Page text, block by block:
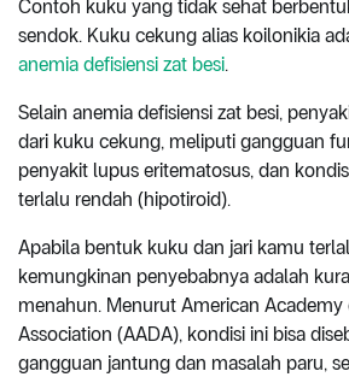
Contoh kuku yang tidak sehat
sendok. Kuku cekung alias koilonikia
anemia defisiensi zat besi.
Selain anemia defisiensi zat besi,
dari kuku cekung, meliputi gangguan
penyakit lupus eritematosus, dan
terlalu rendah (hipotiroid).
Apabila bentuk kuku dan jari kamu
kemungkinan penyebabnya adalah
menahun. Menurut American
Association (AADA), kondisi ini bisa
gangguan jantung dan masalah paru,